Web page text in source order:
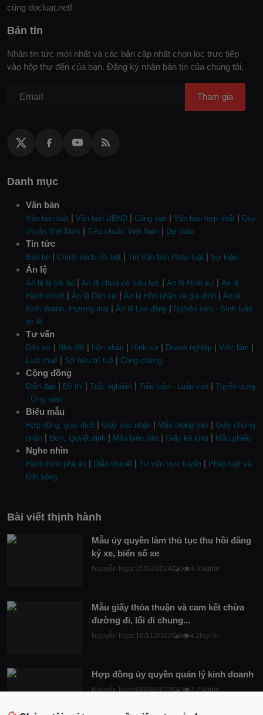
cùng docluat.net!
Bản tin
Nhận tin tức mới nhất và các bản cập nhật chọn lọc trực tiếp
vào hộp thư đến của bạn. Đăng ký nhận bản tin của chúng tôi.
Tham gia
Danh mục
Văn bản
Văn bản luật | Văn bản UBND | Công văn | Văn bản hợp nhất | Quy
chuẩn Việt Nam | Tiêu chuẩn Việt Nam | Dự thảo
Tin tức
Bản tin | Chính sách nổi bật | Tin Văn bản Pháp luật | Sự kiện
Án lệ
Án lệ bị bãi bỏ | Án lệ chưa có hiệu lực | Án lệ Hình sự | Án lệ
Hành chính | Án lệ Dân sự | Án lệ Hôn nhân và gia đình | Án lệ
Kinh doanh, thương mại | Án lệ Lao động | Nghiên cứu - Bình luận
án lệ
Tư vấn
Dân sự | Nhà đất | Hôn nhân | Hình sự | Doanh nghiệp | Việc làm |
Luật thuế | Sở hữu trí tuệ | Công chứng
Cộng đồng
Diễn đàn | Đề thi | Trắc nghiệm | Tiểu luận - Luận văn | Tuyển dụng
- Ứng viên
Biểu mẫu
Hợp đồng, giao dịch | Giấy xác nhận | Mẫu thông báo | Giấy chứng
nhận | Đơn, Quyết định | Mẫu biên bản | Giấy kê khai | Mẫu phiếu
Nghe nhìn
Hành trình phá án | Diễn thuyết | Tư vấn trực tuyến | Pháp luật và
Đời sống
Bài viết thịnh hành
Mẫu ủy quyền làm thủ tục thu hồi đăng
ký xe, biển số xe
Nguyễn Ngọc25/03/2024 0 4.9Nghìn
Mẫu giấy thỏa thuận và cam kết chừa
đường đi, lối đi chung...
Nguyễn Ngọc16/11/2022 0 4.2Nghìn
Hợp đồng ủy quyền quản lý kinh doanh
Nguyễn Ngọc08/08/2022 0 2.7Nghìn